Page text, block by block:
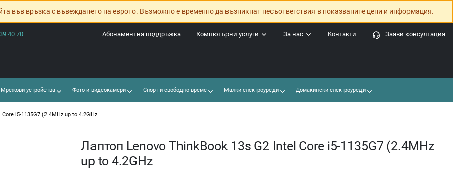
във връзка с въвеждането на еврото. Възможно е временно да възникнат несъответствия в показваните цени и информация.
40 70 Заяви консултация
Контакти
За нас
Компютърни услуги
Абонаментна поддръжка
устройства Фото и видеокамери Спорт и свободно време Малки електроуреди Домакински електроуреди
i5-1135G7 (2.4MHz up to 4.2GHz
Лаптоп Lenovo ThinkBook 13s G2 Intel Core i5-1135G7 (2.4MHz
up to 4.2GHz